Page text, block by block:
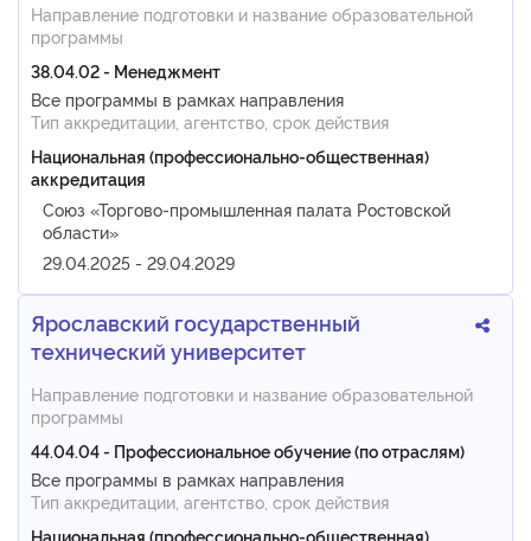
Направление подготовки и название образовательной
программы
38.04.02 - Менеджмент
Все программы в рамках направления
Тип аккредитации, агентство, срок действия
Национальная (профессионально-общественная)
аккредитация
Союз «Торгово-промышленная палата Ростовской
области»
29.04.2025 - 29.04.2029
Ярославский государственный
технический университет
Направление подготовки и название образовательной
программы
44.04.04 - Профессиональное обучение (по отраслям)
Все программы в рамках направления
Тип аккредитации, агентство, срок действия
Национальная (профессионально-общественная)